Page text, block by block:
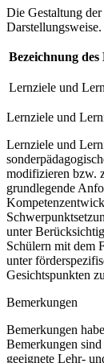
Die Gestaltung
Darstellungsweise.
Bezeichnung
Lernziele und
Lernziele und
Lernziele und
modifizieren bzw.
grundlegende
unter
Schülern mit dem
unter
Gesichtspunkten
Bemerkungen
Bemerkungen
Bemerkungen
geeignete Lehr-